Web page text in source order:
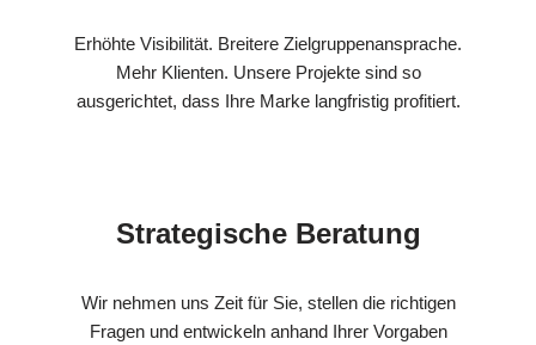
Erhöhte Visibilität. Breitere Zielgruppenansprache.
Mehr Klienten. Unsere Projekte sind so
ausgerichtet, dass Ihre Marke langfristig profitiert.
Strategische Beratung
Wir nehmen uns Zeit für Sie, stellen die richtigen
Fragen und entwickeln anhand Ihrer Vorgaben